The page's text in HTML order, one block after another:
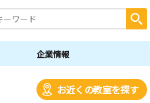
企業情報
お近くの教室を探す